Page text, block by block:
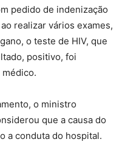
pedido de indenização
realizar vários exames,
o teste de HIV, que
positivo, foi
o ministro
que a causa do
a conduta do hospital.